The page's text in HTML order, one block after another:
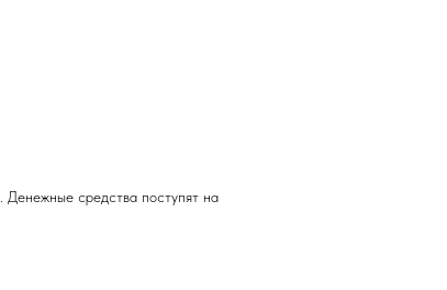
Денежные средства поступят на